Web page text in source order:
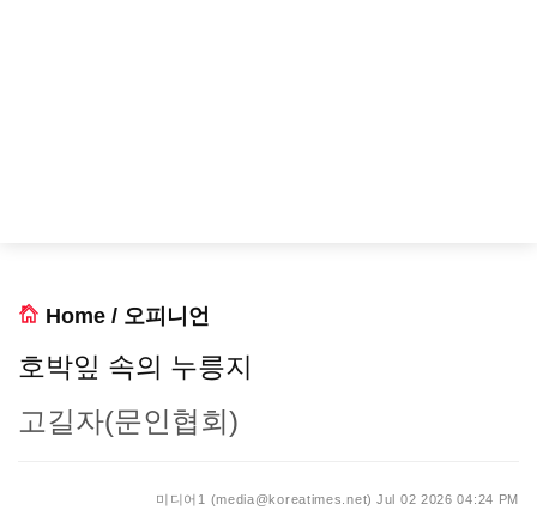
Home / 오피니언
호박잎 속의 누릉지
고길자(문인협회)
미디어1 (media@koreatimes.net) Jul 02 2026 04:24 PM